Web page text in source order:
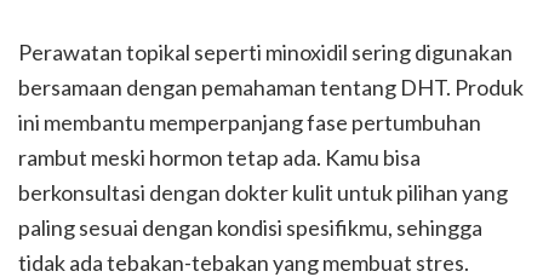
Perawatan topikal seperti minoxidil sering digunakan
bersamaan dengan pemahaman tentang DHT. Produk
ini membantu memperpanjang fase pertumbuhan
rambut meski hormon tetap ada. Kamu bisa
berkonsultasi dengan dokter kulit untuk pilihan yang
paling sesuai dengan kondisi spesifikmu, sehingga
tidak ada tebakan-tebakan yang membuat stres.